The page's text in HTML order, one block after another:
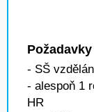
Požadavky
- SŠ
- alespoň 1
HR